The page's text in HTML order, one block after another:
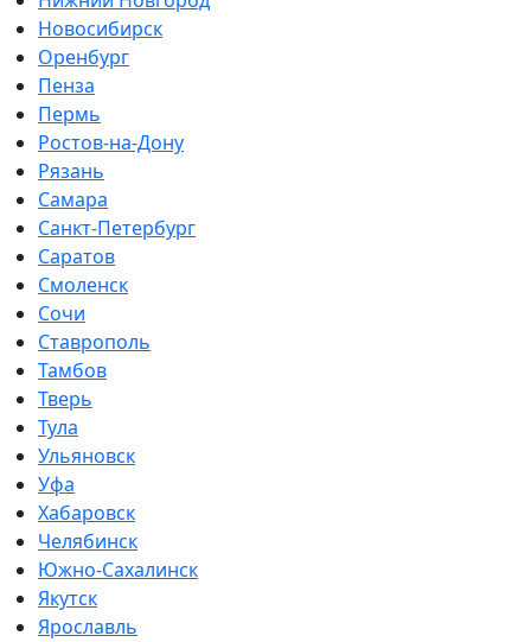
Новосибирск
Оренбург
Пенза
Пермь
Ростов-на-Дону
Рязань
Самара
Санкт-Петербург
Саратов
Смоленск
Сочи
Ставрополь
Тамбов
Тверь
Тула
Ульяновск
Уфа
Хабаровск
Челябинск
Южно-Сахалинск
Якутск
Ярославль